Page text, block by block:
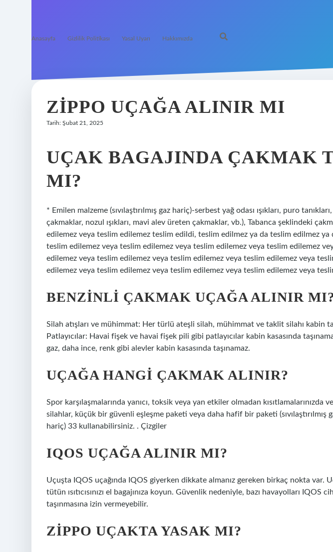
Anasayfa Gizlilik Politikası Yasal Uyarı Hakkımızda
ZIPPO UÇAĞA ALINIR MI
Tarih: Şubat 21, 2025
UÇAK BAGAJINDA ÇAKMAK
MI?
* Emilen malzeme (sıvılaştırılmış gaz hariç)-serbest yağ odası ışıkları, puro
çakmaklar, nozul ışıkları, mavi alev üreten çakmaklar, vb.), Tabanca şeklindeki
edilemez veya teslim edilemez teslim edildi, teslim edilmez ya da teslim edilmez ya
teslim edilemez veya teslim edilemez veya teslim edilemez veya teslim edilemez
edilemez veya teslim edilemez veya teslim edilemez veya teslim edilemez veya
edilemez veya teslim edilemez veya teslim edilemez veya teslim edilemez veya
BENZINLI ÇAKMAK UÇAĞA ALINIR
Silah atışları ve mühimmat: Her türlü ateşli silah, mühimmat ve taklit silahı kabin
Patlayıcılar: Havai fişek ve havai fişek pili gibi patlayıcılar kabin kasasında
gaz, daha ince, renk gibi alevler kabin kasasında taşınamaz.
UÇAĞA HANGI ÇAKMAK ALINIR?
Spor karşılaşmalarında yanıcı, toksik veya yan etkiler olmadan kısıtlamalarınızda
silahlar, küçük bir güvenli eşleşme paketi veya daha hafif bir paketi (sıvılaştırılmış
hariç) 33 kullanabilirsiniz. . Çizgiler
IQOS UÇAĞA ALINIR MI?
Uçuşta IQOS uçağında IQOS giyerken dikkate almanız gereken birkaç nokta var.
tütün ısıtıcısınızı el bagajınıza koyun. Güvenlik nedeniyle, bazı havayolları IQOS
taşınmasına izin vermeyebilir.
ZIPPO UÇAKTA YASAK MI?